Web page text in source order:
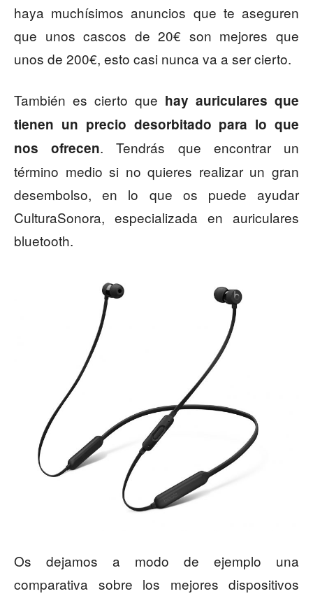
haya muchísimos anuncios que te aseguren
que unos cascos de 20€ son mejores que
unos de 200€, esto casi nunca va a ser cierto.
También es cierto que hay auriculares que
tienen un precio desorbitado para lo que
nos ofrecen. Tendrás que encontrar un
término medio si no quieres realizar un gran
desembolso, en lo que os puede ayudar
CulturaSonora, especializada en auriculares
bluetooth.
Os dejamos a modo de ejemplo una
comparativa sobre los mejores dispositivos